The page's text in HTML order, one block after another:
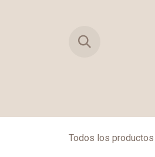
Todos los productos